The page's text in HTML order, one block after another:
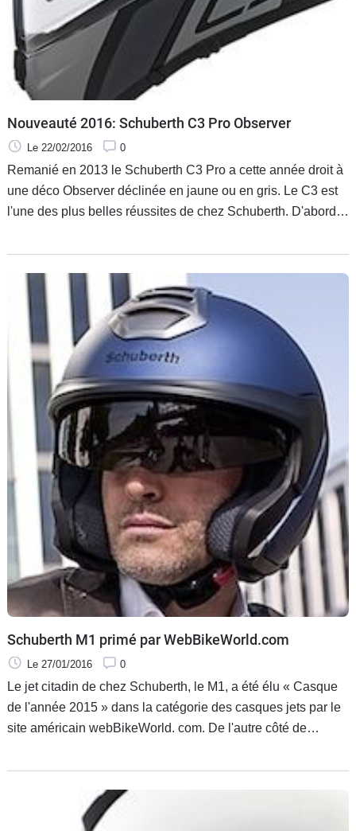
Nouveauté 2016: Schuberth C3 Pro Observer
Le 22/02/2016 0
Remanié en 2013 le Schuberth C3 Pro a cette année droit à
une déco Observer déclinée en jaune ou en gris. Le C3 est
l'une des plus belles réussites de chez Schuberth. D'abord
2013, le modulable évolue tout en restant raccord avec la
gamme allemande.
Schuberth M1 primé par WebBikeWorld.com
Le 27/01/2016 0
Le jet citadin de chez Schuberth, le M1, a été élu « Casque
de l'année 2015 » dans la catégorie des casques jets par le
site américain webBikeWorld. com. De l'autre côté de
plébiscité par le site web webBikeWorld.